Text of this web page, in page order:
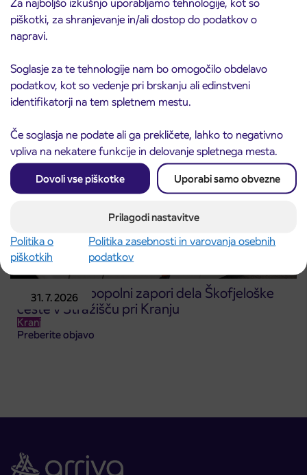
piškotki, za shranjevanje in/ali dostop do podatkov o
napravi.
Soglasje za te tehnologije nam bo omogočilo obdelavo
podatkov, kot so vedenje pri brskanju ali edinstveni
identifikatorji na tem spletnem mestu.
Če soglasja ne podate ali ga prekličete, lahko to negativno
vpliva na nekatere funkcije in delovanje spletnega mesta.
Dovoli vse piškotke Uporabi samo obvezne
Prilagodi nastavitve
Politika o
piškotkih
Politika zasebnosti in varovanja osebnih
podatkov
Obvestilo o popolni zapori ceste
Kranj
Preberite objavo
31. 7. 2026
Obvestilo o popolni zapori dela Škofjeloške
ceste v Stražišču pri Kranju
Kranj
Preberite objavo